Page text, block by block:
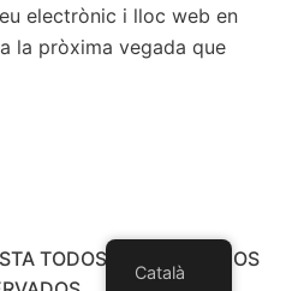
electrònic i lloc web en
la pròxima vegada que
TODOS LOS DERECHOS
Català